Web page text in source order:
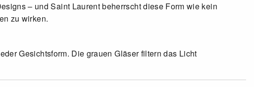
– und Saint Laurent beherrscht diese Form wie kein
zu wirken.
Gesichtsform. Die grauen Gläser filtern das Licht